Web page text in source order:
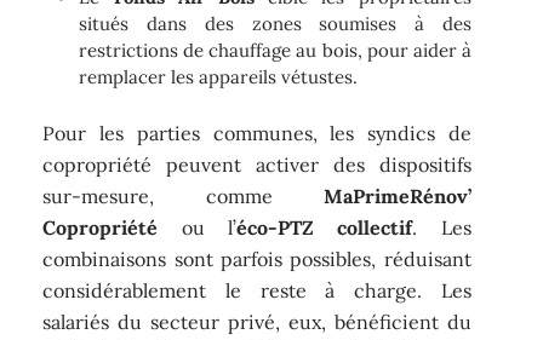
situés dans des zones soumises à des
restrictions de chauffage au bois, pour aider à
remplacer les appareils vétustes.
Pour les parties communes, les syndics de
copropriété peuvent activer des dispositifs
sur-mesure, comme MaPrimeRénov’
Copropriété ou l’éco-PTZ collectif. Les
combinaisons sont parfois possibles, réduisant
considérablement le reste à charge. Les
salariés du secteur privé, eux, bénéficient du